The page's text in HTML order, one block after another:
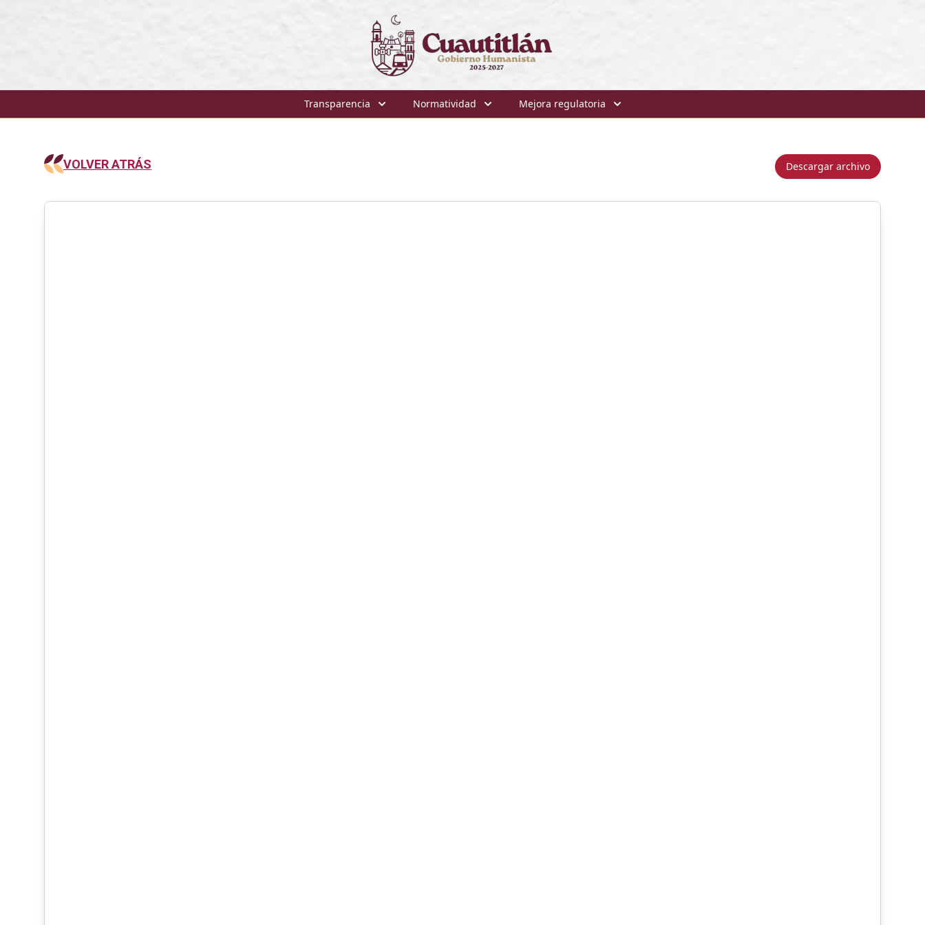
Transparencia Normatividad Mejora regulatoria
VOLVER ATRÁS Descargar archivo